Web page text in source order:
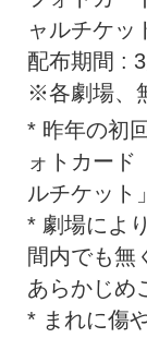
ャルチケッ
配布期間 :
※各劇場、
* 昨年の初
ォトカード
ルチケット」
* 劇場によ
間内でも無
あらかじめ
* まれに傷